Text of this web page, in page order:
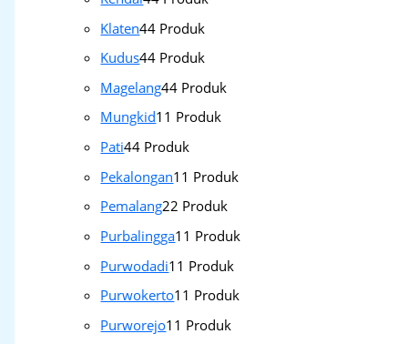
Klaten44 Produk
Kudus44 Produk
Magelang44 Produk
Mungkid1 1 Produk
Pati44 Produk
Pekalongan1 1 Produk
Pemalang22 Produk
Purbalingga1 1 Produk
Purwodadi1 1 Produk
Purwokerto1 1 Produk
Purworejo1 1 Produk